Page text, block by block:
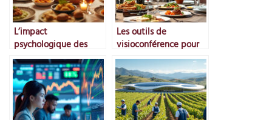
L’impact
psychologique des
rituels gastronomiques
Les outils de
visioconférence pour
dégustations à
distance